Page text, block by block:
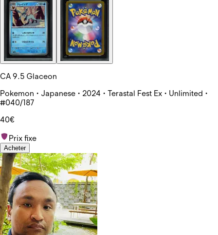
CA 9.5 Glaceon
Pokemon • Japanese • 2024 • Terastal Fest Ex • Unlimited •
#040/187
40€
Prix fixe
Acheter